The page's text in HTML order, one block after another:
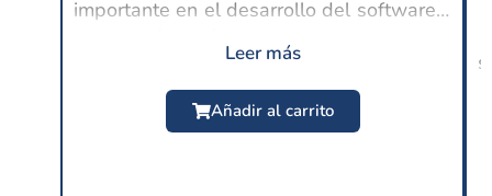
importante en el desarrollo del software y
usuario, ya que en este punto se espera
un buen rendimiento por parte de las
$24.99 USD
Leer más
Añadir al carrito